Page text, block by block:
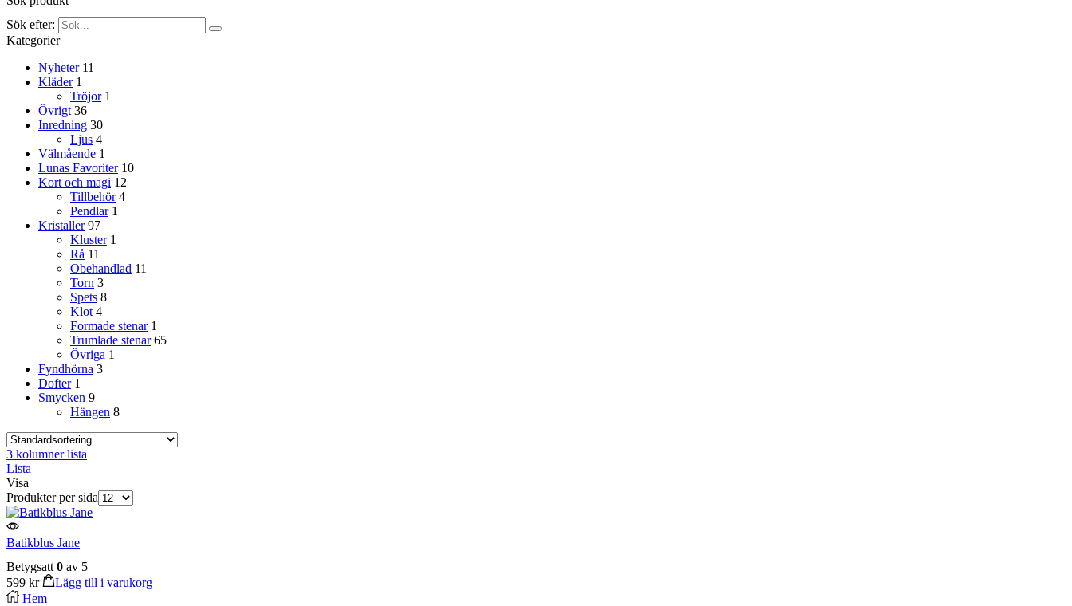
Sök efter:
Kategorier
Nyheter 11
Kläder 1
Tröjor 1
Övrigt 36
Inredning 30
Ljus 4
Välmående 1
Lunas Favoriter 10
Kort och magi 12
Tillbehör 4
Pendlar 1
Kristaller 97
Kluster 1
Rå 11
Obehandlad 11
Torn 3
Spets 8
Klot 4
Formade stenar 1
Trumlade stenar 65
Övriga 1
Fyndhörna 3
Dofter 1
Smycken 9
Hängen 8
3 kolumner lista
Lista
Visa
Produkter per sida
Batikblus Jane
Betygsatt 0 av 5
599 kr
Lägg till i varukorg
Hem